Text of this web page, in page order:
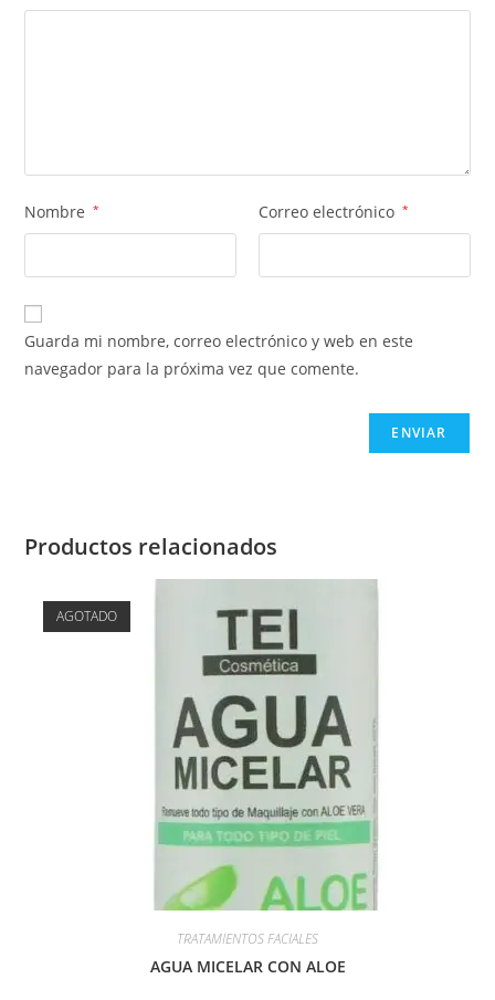
Nombre * Correo electrónico *
Guarda mi nombre, correo electrónico y web en este
navegador para la próxima vez que comente.
Productos relacionados
AGOTADO
TRATAMIENTOS FACIALES
AGUA MICELAR CON ALOE